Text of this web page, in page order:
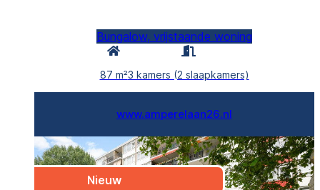
Bungalow, vrijstaande woning
87 m²3 kamers (2 slaapkamers)
www.amperelaan26.nl
Nieuw